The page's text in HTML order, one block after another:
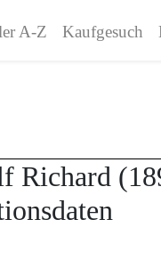
A-Z Kaufgesuch
Richard